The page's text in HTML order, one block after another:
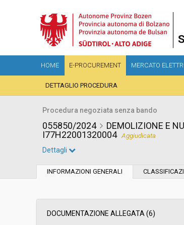
HOME E-PROCUREMENT MERCATO
DETTAGLIO PROCEDURA
Procedura negoziata senza bando
055850/2024
DEMOLIZIONE E
I77H22001320004 Aggiudicata
Data pubblicazione:
Dettagli
INFORMAZIONI GENERALI
DOCUMENTAZIONE ALLEGATA (6)